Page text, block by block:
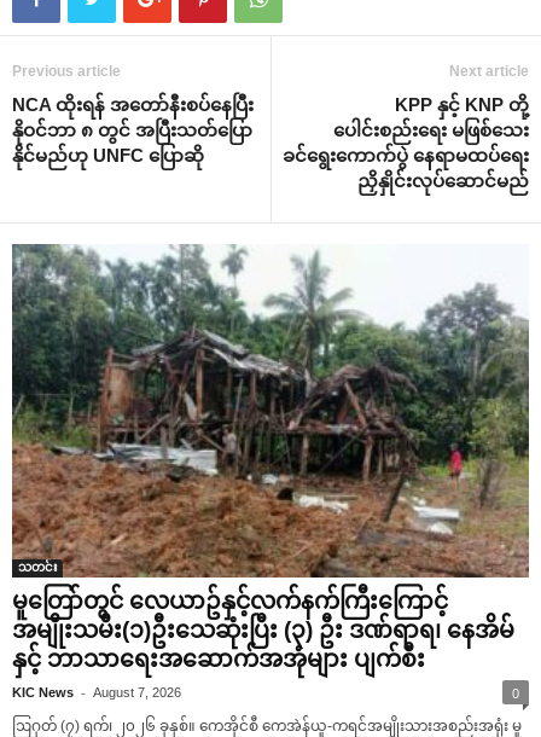
Previous article
NCA ထိုးရန် အ‌တော်နီးစပ်‌နေပြီး
နိုဝင်ဘာ ၈ တွင် အပြီးသတ်‌ပြော
နိုင်မည်ဟု UNFC ‌ပြောဆို
Next article
KPP နှင့် KNP တို့
‌ပေါင်းစည်း‌ရေး မဖြစ်‌သေး
ခင်‌ရွေး‌ကောက်ပွဲ ‌နေရာမထပ်‌ရေး
ညှိနှိုင်းလုပ်‌ဆောင်မည်
သတင်း
မူတြော်တွင် လေယာဥ်နှင့်လက်နက်ကြီးကြောင့်
အမျိုးသမီး(၁)ဦးသေဆုံးပြီး (၃) ဦး ဒဏ်ရာရ၊ နေအိမ်
နှင့် ဘာသာရေးအဆောက်အအုံများ ပျက်စီး
KIC News - August 7, 2026 0
ဩဂုတ် (၇) ရက်၊ ၂၀၂၆ ခုနှစ်။ ကေအိုင်စီ ကေအဲန်ယူ-ကရင်အမျိုးသားအစည်းအရုံး မူ